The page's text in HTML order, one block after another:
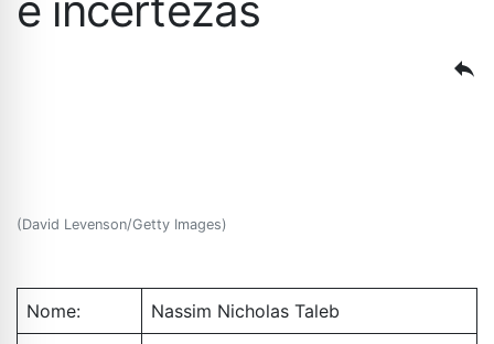
reply
(David Levenson/Getty Images)
Nome: Nassim Nicholas Taleb